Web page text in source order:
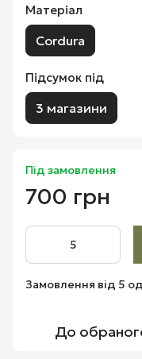
Матеріал
Cordura
Підсумок під
3 магазини
Під замовлення
700 грн
Замовлення від 5
До